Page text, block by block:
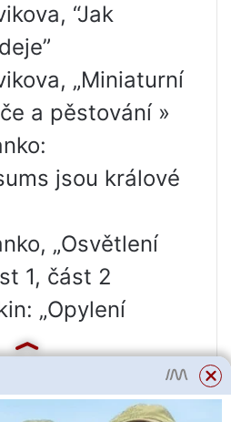
“Jak
„Miniaturní
a pěstování »
jsou králové
„Osvětlení
1, část 2
„Opylení
jednou z
Má velké